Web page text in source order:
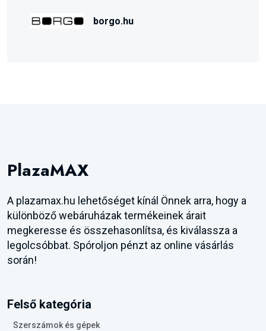
borgo.hu
PlazaMAX
A plazamax.hu lehetőséget kínál Önnek arra, hogy a
különböző webáruházak termékeinek árait
megkeresse és összehasonlítsa, és kiválassza a
legolcsóbbat. Spóroljon pénzt az online vásárlás
során!
Felső kategória
Szerszámok és gépek